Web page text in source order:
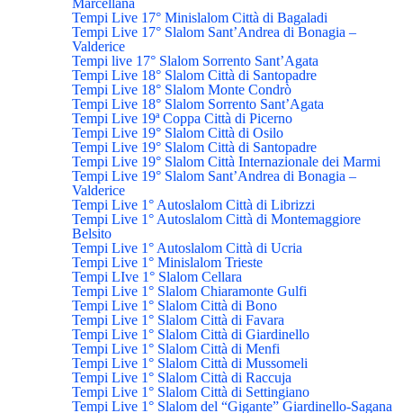
Tempi Live 17° Minislalom Città di Bagaladi
Tempi Live 17° Slalom Sant’Andrea di Bonagia –
Valderice
Tempi live 17° Slalom Sorrento Sant’Agata
Tempi Live 18° Slalom Città di Santopadre
Tempi Live 18° Slalom Monte Condrò
Tempi Live 18° Slalom Sorrento Sant’Agata
Tempi Live 19ª Coppa Città di Picerno
Tempi Live 19° Slalom Città di Osilo
Tempi Live 19° Slalom Città di Santopadre
Tempi Live 19° Slalom Città Internazionale dei Marmi
Tempi Live 19° Slalom Sant’Andrea di Bonagia –
Valderice
Tempi Live 1° Autoslalom Città di Librizzi
Tempi Live 1° Autoslalom Città di Montemaggiore
Belsito
Tempi Live 1° Autoslalom Città di Ucria
Tempi Live 1° Minislalom Trieste
Tempi LIve 1° Slalom Cellara
Tempi Live 1° Slalom Chiaramonte Gulfi
Tempi Live 1° Slalom Città di Bono
Tempi Live 1° Slalom Città di Favara
Tempi Live 1° Slalom Città di Giardinello
Tempi Live 1° Slalom Città di Menfi
Tempi Live 1° Slalom Città di Mussomeli
Tempi Live 1° Slalom Città di Raccuja
Tempi Live 1° Slalom Città di Settingiano
Tempi Live 1° Slalom del “Gigante” Giardinello-Sagana